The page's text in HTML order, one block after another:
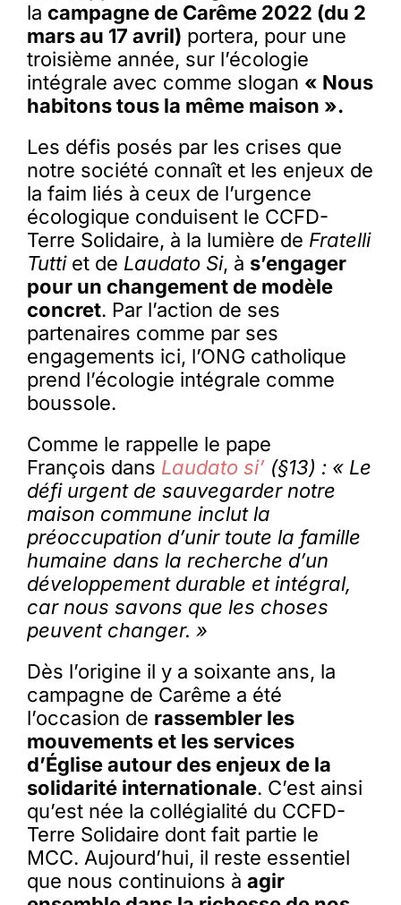
la campagne de Carême 2022 (du 2
mars au 17 avril) portera, pour une
troisième année, sur l’écologie
intégrale avec comme slogan « Nous
habitons tous la même maison ».
Les défis posés par les crises que
notre société connaît et les enjeux de
la faim liés à ceux de l’urgence
écologique conduisent le CCFD-
Terre Solidaire, à la lumière de Fratelli
Tuttiet de Laudato Si, à s’engager
pour un changement de modèle
concret. Par l’action de ses
partenaires comme par ses
engagements ici, l’ONG catholique
prend l’écologie intégrale comme
boussole.
Comme le rappelle le pape
François dans Laudato si’(§13) : « Le
défi urgent de sauvegarder notre
maison commune inclut la
préoccupation d’unir toute la famille
humaine dans la recherche d’un
développement durable et intégral,
car nous savons que les choses
peuvent changer. »
Dès l’origine il y a soixante ans, la
campagne de Carême a été
l’occasion de rassembler les
mouvements et les services
d’Église autour des enjeux de la
solidarité internationale. C’est ainsi
qu’est née la collégialité du CCFD-
Terre Solidaire dont fait partie le
MCC. Aujourd’hui, il reste essentiel
que nous continuions à agir